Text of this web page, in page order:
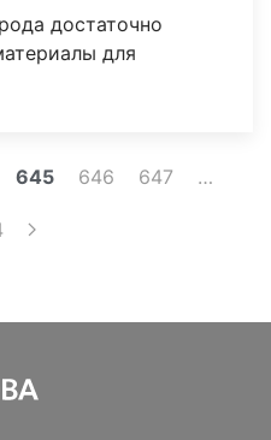
достаточно
для
645 646 647 …